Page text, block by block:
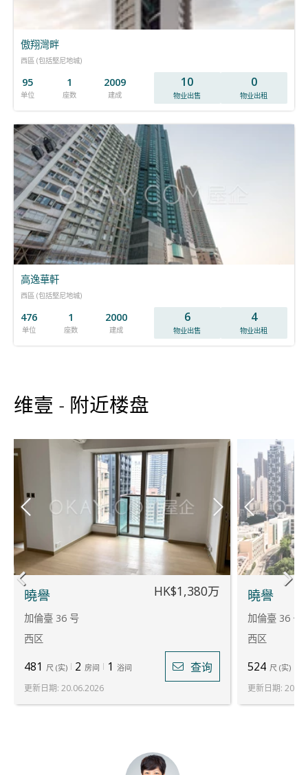
傲翔灣畔
西區 (包括堅尼地城)
95
单位
1
座数
2009
建成
10
物业出售
0
物业出租
高逸華軒
西區 (包括堅尼地城)
476
单位
1
座数
2000
建成
6
物业出售
4
物业出租
维壹 - 附近楼盘
曉譽
加倫臺 36 号
西区
HK$1,380万
481 尺 (实) 2 房间 1 浴间 查询
更新日期: 20.06.2026
曉譽
加倫臺 36 号
西区
524 尺 (实)
更新日期: